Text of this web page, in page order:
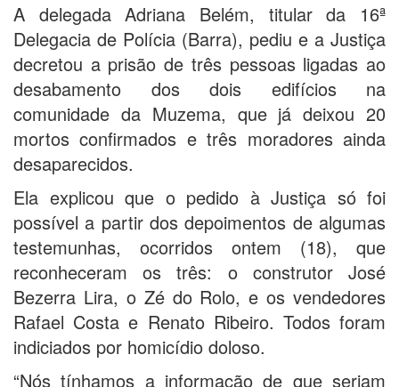
A delegada Adriana Belém, titular da 16ª
Delegacia de Polícia (Barra), pediu e a Justiça
decretou a prisão de três pessoas ligadas ao
desabamento dos dois edifícios na
comunidade da Muzema, que já deixou 20
mortos confirmados e três moradores ainda
desaparecidos.
Ela explicou que o pedido à Justiça só foi
possível a partir dos depoimentos de algumas
testemunhas, ocorridos ontem (18), que
reconheceram os três: o construtor José
Bezerra Lira, o Zé do Rolo, e os vendedores
Rafael Costa e Renato Ribeiro. Todos foram
indiciados por homicídio doloso.
“Nós tínhamos a informação de que seriam